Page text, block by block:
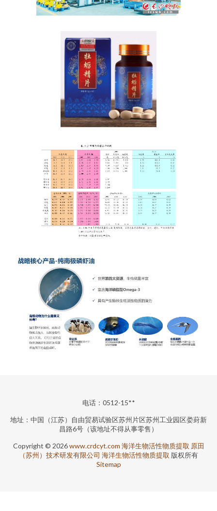
电话：0512-15**
地址：中国（江苏）自由贸易试验区苏州片区苏州工业园区娄葑新
昌路6号（该地址不得从事零售）
Copyright © 2026www.crdcyt.com 海洋生物活性物质提取 原田
（苏州）技术研发有限公司 海洋生物活性物质提取 版权所有
Sitemap